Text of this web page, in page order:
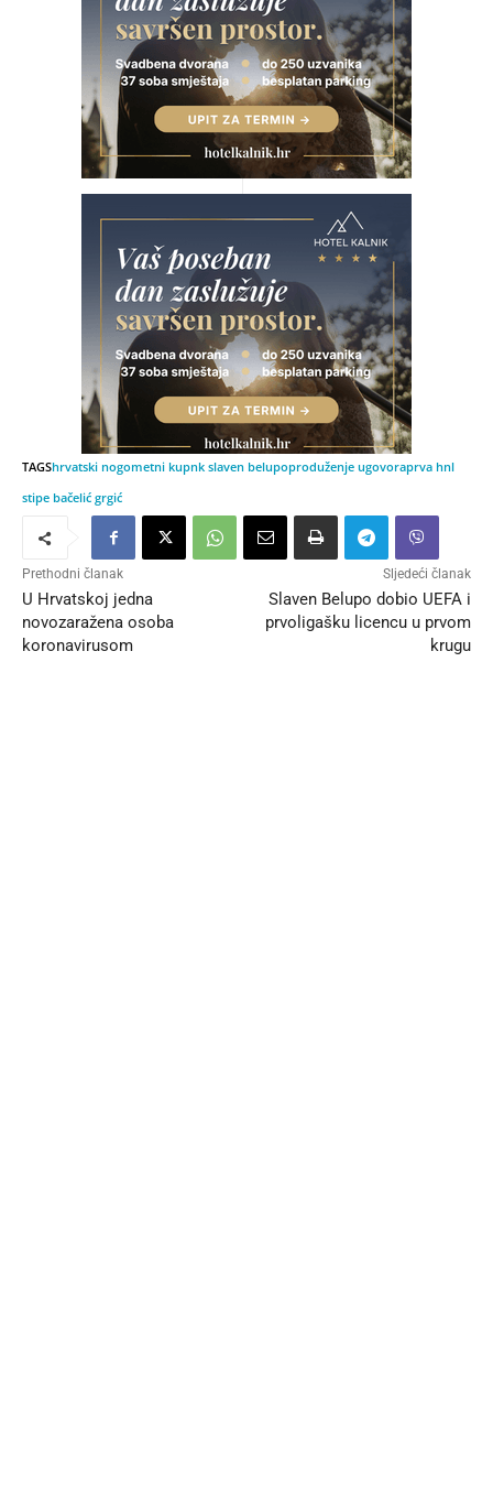
TAGShrvatski nogometni kupnk slaven belupoproduženje ugovoraprva hnl
stipe bačelić grgić
Prethodni članak
U Hrvatskoj jedna
novozaražena osoba
koronavirusom
Sljedeći članak
Slaven Belupo dobio UEFA i
prvoligašku licencu u prvom
krugu